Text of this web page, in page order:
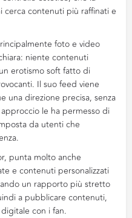
cerca contenuti più raffinati e
foto e video
niente contenuti
erotismo soft fatto di
Il suo feed viene
una direzione precisa, senza
le ha permesso di
da utenti che
punta molto anche
e contenuti personalizzati
un rapporto più stretto
a pubblicare contenuti,
con i fan.